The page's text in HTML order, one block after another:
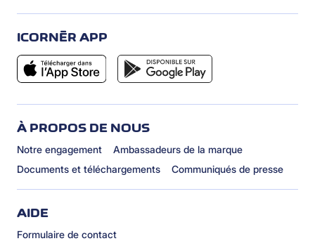
ICORNÈR APP
À PROPOS DE NOUS
Notre engagement
Ambassadeurs de la marque
Documents et téléchargements
Communiqués de presse
AIDE
Formulaire de contact